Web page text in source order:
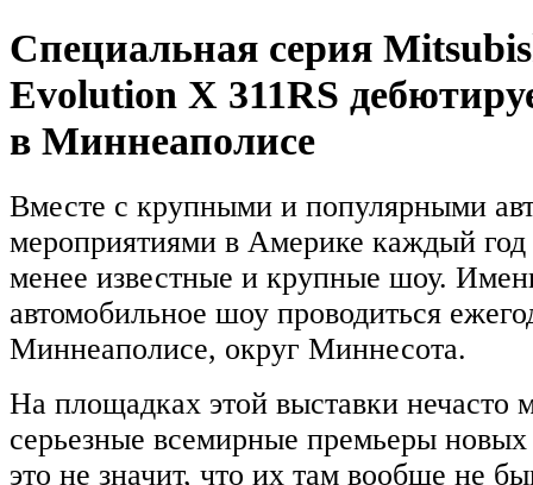
Специальная серия
Evolution X 311RS
в Миннеаполисе
Вместе с крупными и популярными
мероприятиями в Америке каждый год
менее известные и крупные шоу.
автомобильное шоу проводиться
Миннеаполисе, округ Миннесота.
На площадках этой выставки нечасто
серьезные всемирные премьеры
это не значит, что их там вообще не